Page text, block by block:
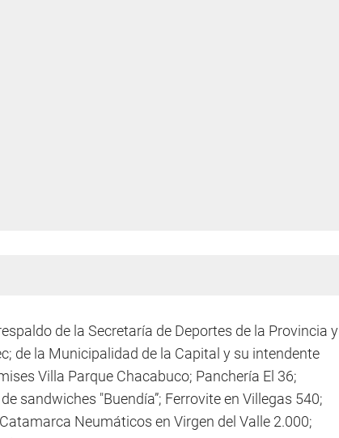
de la Secretaría de Deportes de la Provincia y
de la Municipalidad de la Capital y su intendente
Villa Parque Chacabuco; Panchería El 36;
sandwiches "Buendía”; Ferrovite en Villegas 540;
Neumáticos en Virgen del Valle 2.000;